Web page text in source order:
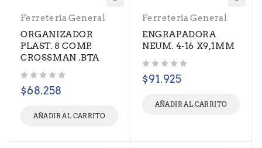
Ferretería General
ORGANIZADOR
PLAST. 8 COMP.
CROSSMAN .BTA
$68.258
AÑADIR AL CARRITO
Ferretería General
ENGRAPADORA
NEUM. 4-16 X9,1MM
$91.925
AÑADIR AL CARRITO